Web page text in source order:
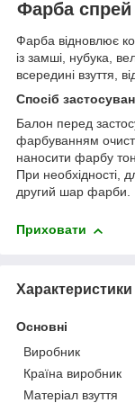
Фарба
Фарба відновлює
із замші, нубука,
всередині взуття,
Спосіб
Балон перед
фарбуванням
наносити фарбу
При необхідності,
другий шар фарби.
Приховати
Характеристики
Основні
Виробник
Країна виробник
Матеріал взуття